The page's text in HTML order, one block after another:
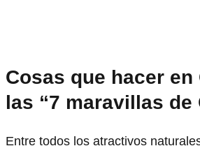
Cosas que hacer en
las “7 maravillas de
Entre todos los atractivos